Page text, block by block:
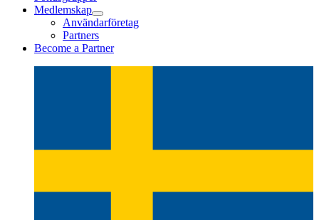
Medlemskap
Användarföretag
Partners
Become a Partner